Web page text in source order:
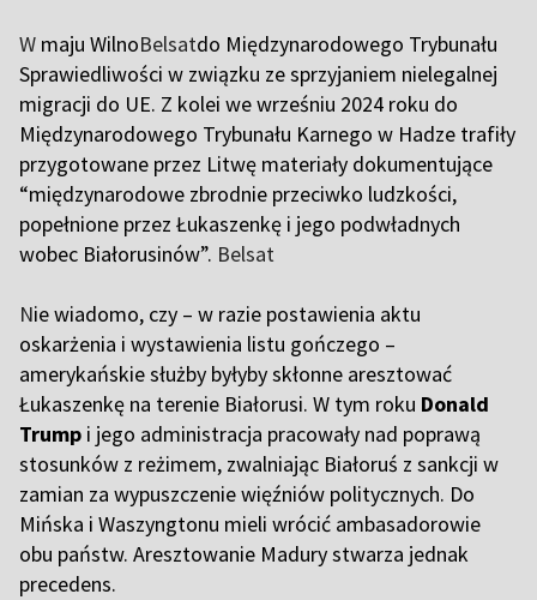
W maju WilnoBelsatdo Międzynarodowego Trybunału
Sprawiedliwości w związku ze sprzyjaniem nielegalnej
migracji do UE. Z kolei we wrześniu 2024 roku do
Międzynarodowego Trybunału Karnego w Hadze trafiły
przygotowane przez Litwę materiały dokumentujące
“międzynarodowe zbrodnie przeciwko ludzkości,
popełnione przez Łukaszenkę i jego podwładnych
wobec Białorusinów”. Belsat
Nie wiadomo, czy – w razie postawienia aktu
oskarżenia i wystawienia listu gończego –
amerykańskie służby byłyby skłonne aresztować
Łukaszenkę na terenie Białorusi. W tym roku Donald
Trump i jego administracja pracowały nad poprawą
stosunków z reżimem, zwalniając Białoruś z sankcji w
zamian za wypuszczenie więźniów politycznych. Do
Mińska i Waszyngtonu mieli wrócić ambasadorowie
obu państw. Aresztowanie Madury stwarza jednak
precedens.